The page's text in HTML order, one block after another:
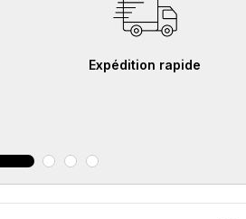
Expédition rapide